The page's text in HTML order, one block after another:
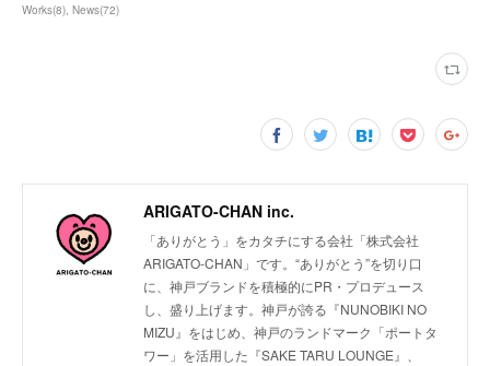
Works(8) News(72)
ARIGATO-CHAN inc.
「ありがとう」をカタチにする会社「株式会社
ARIGATO-CHAN」です。“ありがとう”を切り口
に、神戸ブランドを積極的にPR・プロデュース
し、盛り上げます。神戸が誇る『NUNOBIKI NO
MIZU』をはじめ、神戸のランドマーク「ポートタ
ワー」を活用した『SAKE TARU LOUNGE』、